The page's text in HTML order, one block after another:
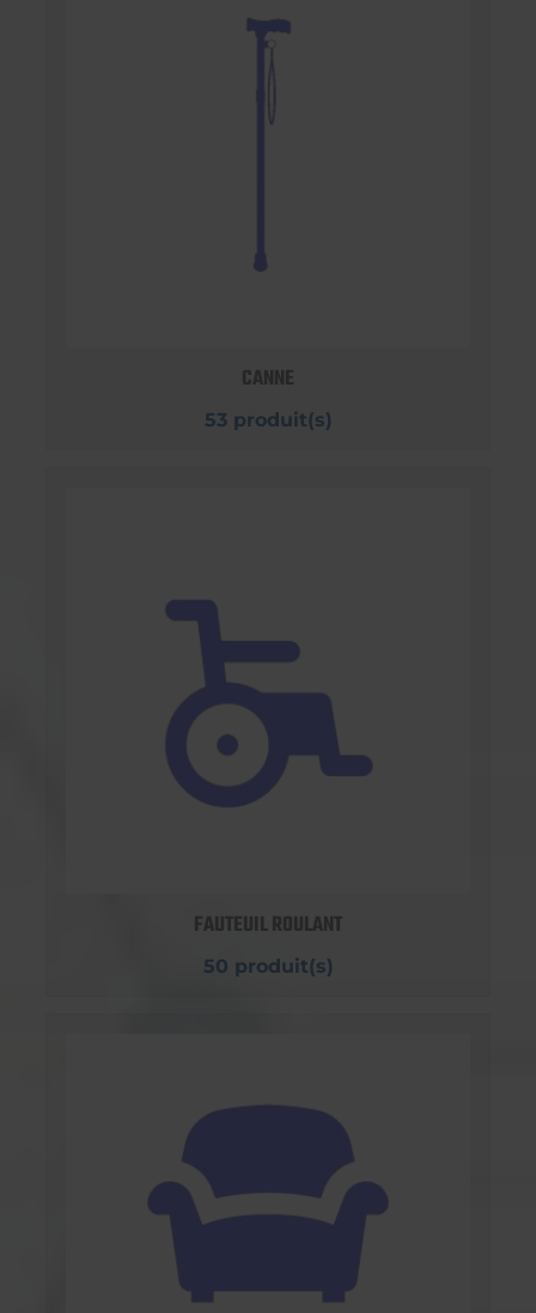
CANNE
53 produit(s)
FAUTEUIL ROULANT
50 produit(s)